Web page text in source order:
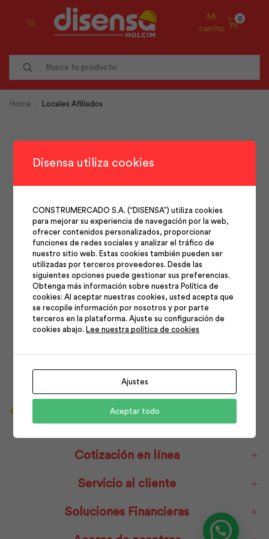
Mi
carrito
0
Home Locales Afiliados
Síguenos en nuestras
redes
FacebookInstagramYoutube
¿Tienes alguna duda?
Cotización en línea
Servicio al cliente
Soluciones Financieras
Disensa utiliza cookies
CONSTRUMERCADO S.A. (“DISENSA”) utiliza cookies
para mejorar su experiencia de navegación por la web,
ofrecer contenidos personalizados, proporcionar
funciones de redes sociales y analizar el tráfico de
nuestro sitio web. Estas cookies también pueden ser
utilizadas por terceros proveedores. Desde las
siguientes opciones puede gestionar sus preferencias.
Obtenga más información sobre nuestra Política de
cookies: Al aceptar nuestras cookies, usted acepta que
se recopile información por nosotros y por parte
terceros en la plataforma. Ajuste su configuración de
cookies abajo. Lee nuestra política de cookies
Ajustes
Aceptar todo